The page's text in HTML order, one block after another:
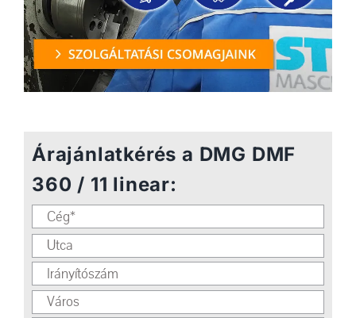
Árajánlatkérés a DMG DMF
360 / 11 linear: